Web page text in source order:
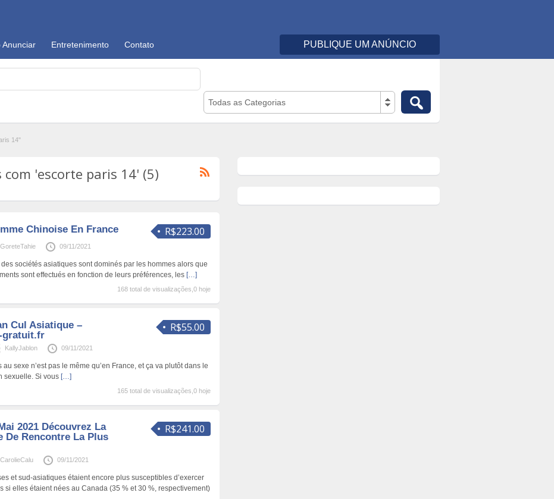
Anunciar Entretenimento Contato PUBLIQUE UM ANÚNCIO
Todas as Categorias
14"
'escorte paris 14' (5)
R$223.00
Chinoise En France
GoreteTahie 09/11/2021
sociétés asiatiques sont dominés par les hommes alors que
sont effectués en fonction de leurs préférences, les […]
168 total de visualizações,0 hoje
R$55.00
Cul Asiatique –
gratuit.fr
KallyJablon 09/11/2021
au sexe n’est pas le même qu’en France, et ça va plutôt dans le
sexuelle. Si vous […]
165 total de visualizações,0 hoje
R$241.00
2021 Découvrez La
De Rencontre La Plus
CarolieCalu 09/11/2021
et sud-asiatiques étaient encore plus susceptibles d’exercer
si elles étaient nées au Canada (35 % et 30 %, respectivement)